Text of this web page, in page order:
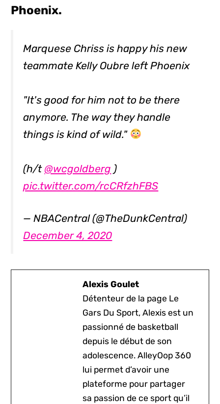
Phoenix.
Marquese Chriss is happy his new
teammate Kelly Oubre left Phoenix
"It's good for him not to be there
anymore. The way they handle
things is kind of wild."
(h/t @wcgoldberg )
pic.twitter.com/rcCRfzhFBS
— NBACentral (@TheDunkCentral)
December 4, 2020
Alexis Goulet
Détenteur de la page Le
Gars Du Sport, Alexis est un
passionné de basketball
depuis le début de son
adolescence. AlleyOop 360
lui permet d’avoir une
plateforme pour partager
sa passion de ce sport qu’il